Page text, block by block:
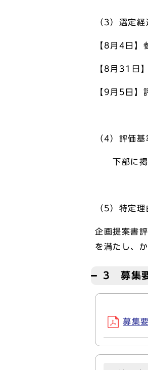
（3）選定経
【8月4日】
【8月31日
【9月5日】
（4）評価基
下部に掲
（5）特定理
企画提案書
を満たし、
3 募集
募集